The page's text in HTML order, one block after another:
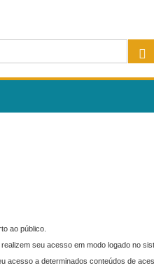
ao público.
seu acesso em modo logado no
acesso a determinados conteúdos de